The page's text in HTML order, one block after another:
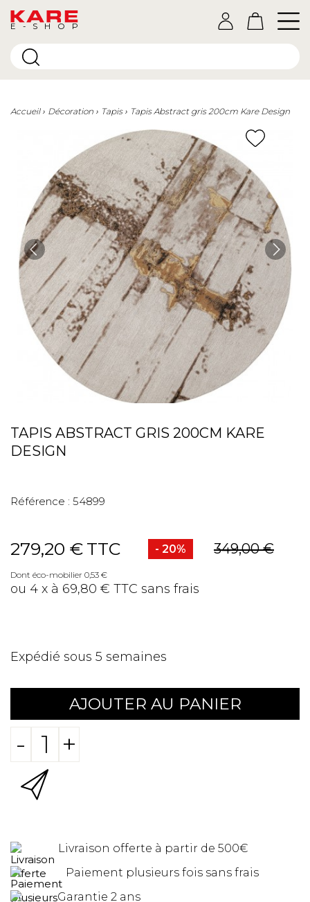
E-SHOP
Accueil Décoration Tapis Tapis Abstract gris 200cm Kare Design
TAPIS ABSTRACT GRIS 200CM KARE
DESIGN
Référence : 54899
279,20 € TTC - 20% 349,00 €
Dont éco-mobilier 0,53 €
ou 4 x à 69,80 € TTC sans frais
Expédié sous 5 semaines
AJOUTER AU PANIER
- +
Livraison offerte à partir de 500€
Paiement plusieurs fois sans frais
Garantie 2 ans